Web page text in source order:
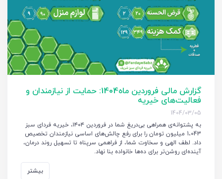
گزارش مالی فروردین ماه‌1404: حمایت از نیازمندان و
فعالیت‌های خیریه
1404/03/05
به پشتوانه‌ی همراهی بی‌دریغ شما در فروردین ۱۴۰۴، خیریه فردای سبز
1،043 میلیون تومان را برای رفع چالش‌های اساسی نیازمندان تخصیص
داد. لطف الهی و سخاوت شما، از فراهمی سرپناه تا تسهیل روند درمان،
آینده‌ای روشن‌تر برای ده‌ها خانواده بنا نهاد.
بیشتر